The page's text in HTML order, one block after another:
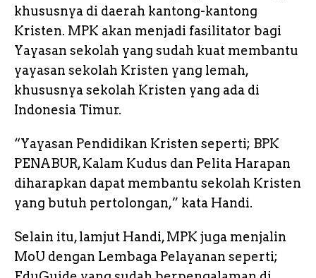
khususnya di daerah kantong-kantong
Kristen. MPK akan menjadi fasilitator bagi
Yayasan sekolah yang sudah kuat membantu
yayasan sekolah Kristen yang lemah,
khususnya sekolah Kristen yang ada di
Indonesia Timur.
“Yayasan Pendidikan Kristen seperti; BPK
PENABUR, Kalam Kudus dan Pelita Harapan
diharapkan dapat membantu sekolah Kristen
yang butuh pertolongan,” kata Handi.
Selain itu, lamjut Handi, MPK juga menjalin
MoU dengan Lembaga Pelayanan seperti;